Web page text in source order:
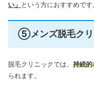
い」 という方におすすめです
⑤メンズ脱毛クリ
脱毛クリニックでは、 持続
られます。